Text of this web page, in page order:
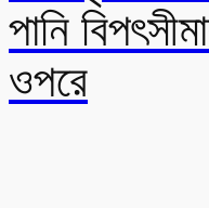
পানি
ওপরে